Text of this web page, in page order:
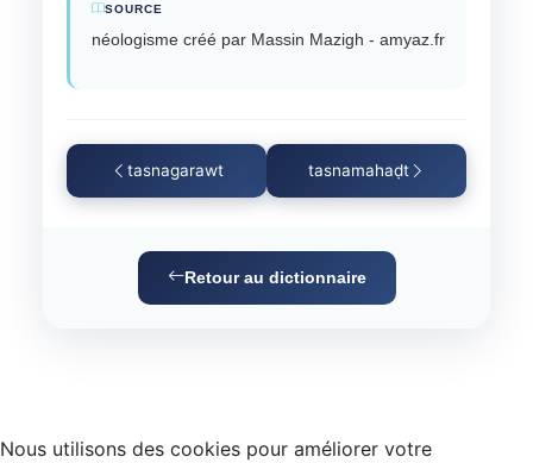
SOURCE
néologisme créé par Massin Mazigh - amyaz.fr
tasnagarawt tasnamahaḍt
Retour au dictionnaire
Nous utilisons des cookies pour améliorer votre